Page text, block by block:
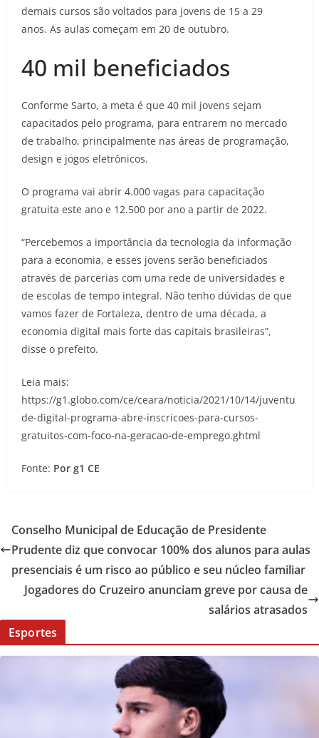
demais cursos são voltados para jovens de 15 a 29
anos. As aulas começam em 20 de outubro.
40 mil beneficiados
Conforme Sarto, a meta é que 40 mil jovens sejam
capacitados pelo programa, para entrarem no mercado
de trabalho, principalmente nas áreas de programação,
design e jogos eletrônicos.
O programa vai abrir 4.000 vagas para capacitação
gratuita este ano e 12.500 por ano a partir de 2022.
“Percebemos a importância da tecnologia da informação
para a economia, e esses jovens serão beneficiados
através de parcerias com uma rede de universidades e
de escolas de tempo integral. Não tenho dúvidas de que
vamos fazer de Fortaleza, dentro de uma década, a
economia digital mais forte das capitais brasileiras”,
disse o prefeito.
Leia mais:
https://g1.globo.com/ce/ceara/noticia/2021/10/14/juventu
de-digital-programa-abre-inscricoes-para-cursos-
gratuitos-com-foco-na-geracao-de-emprego.ghtml
Fonte: Por g1 CE
Conselho Municipal de Educação de Presidente
Prudente diz que convocar 100% dos alunos para aulas
presenciais é um risco ao público e seu núcleo familiar
Jogadores do Cruzeiro anunciam greve por causa de
salários atrasados
Esportes